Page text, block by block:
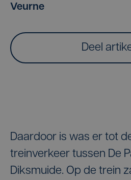
Veurne
Deel
Daardoor is was er tot
treinverkeer tussen De
Diksmuide. Op de trein